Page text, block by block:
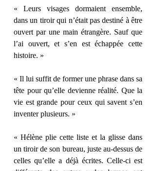
« Leurs visages dormaient ensemble,
dans un tiroir qui n’était pas destiné à être
ouvert par une main étrangère. Sauf que
l’ai ouvert, et s’en est échappée cette
histoire. »
« Il lui suffit de former une phrase dans sa
tête pour qu’elle devienne réalité. Que la
vie est grande pour ceux qui savent s’en
inventer plusieurs. »
« Hélène plie cette liste et la glisse dans
un tiroir de son bureau, juste au-dessus de
celles qu’elle a déjà écrites. Celle-ci est